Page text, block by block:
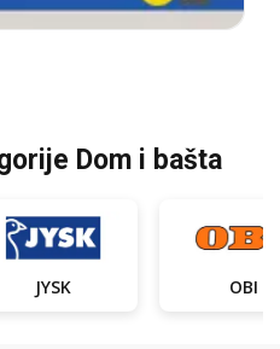
Dom i bašta
JYSK OBI